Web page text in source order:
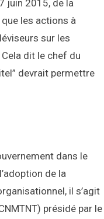
juin 2015, de la
les actions à
sur les
dit le chef du
devrait permettre
dans le
de la
il s’agit
présidé par le